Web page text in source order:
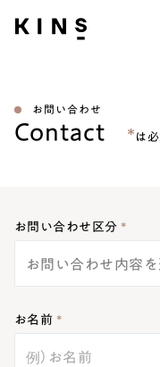
研究開発
R&D
企業情報
Company
ニュース
News
サステ
Sustanability
お問い合わせ
Contact *は
お問い合わせ区分
お名前